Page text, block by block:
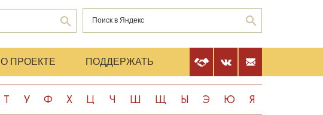
О ПРОЕКТЕ ПОДДЕРЖАТЬ
Т У Ф Х Ц Ч Ш Щ Ы Э Ю Я